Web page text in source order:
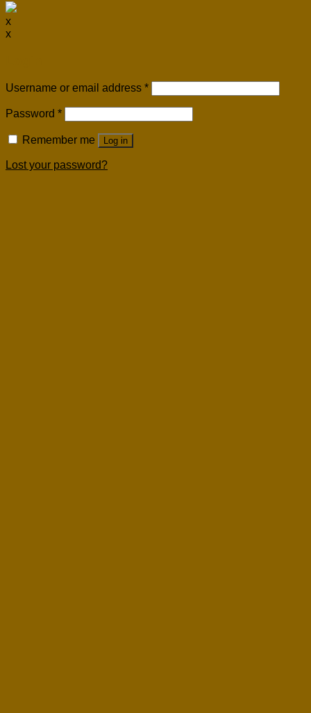
x
x
Username or email address *
Password *
Remember me Log in
Lost your password?